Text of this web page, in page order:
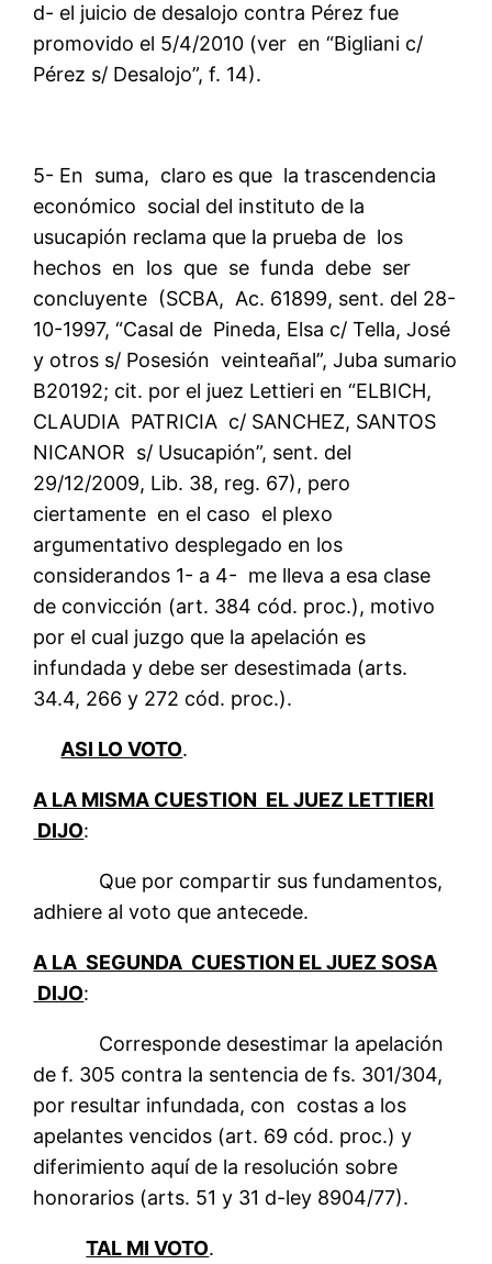
d- el juicio de desalojo contra Pérez fue
promovido el 5/4/2010 (ver en “Bigliani c/
Pérez s/ Desalojo”, f. 14).
5- En suma, claro es que la trascendencia
económico social del instituto de la
usucapión reclama que la prueba de los
hechos en los que se funda debe ser
concluyente (SCBA, Ac. 61899, sent. del 28-
10-1997, “Casal de Pineda, Elsa c/ Tella, José
y otros s/ Posesión veinteañal”, Juba sumario
B20192; cit. por el juez Lettieri en “ELBICH,
CLAUDIA PATRICIA c/ SANCHEZ, SANTOS
NICANOR s/ Usucapión”, sent. del
29/12/2009, Lib. 38, reg. 67), pero
ciertamente en el caso el plexo
argumentativo desplegado en los
considerandos 1- a 4- me lleva a esa clase
de convicción (art. 384 cód. proc.), motivo
por el cual juzgo que la apelación es
infundada y debe ser desestimada (arts.
34.4, 266 y 272 cód. proc.).
ASI LO VOTO.
A LA MISMA CUESTION EL JUEZ LETTIERI
DIJO:
Que por compartir sus fundamentos,
adhiere al voto que antecede.
A LA SEGUNDA CUESTION EL JUEZ SOSA
DIJO:
Corresponde desestimar la apelación
de f. 305 contra la sentencia de fs. 301/304,
por resultar infundada, con costas a los
apelantes vencidos (art. 69 cód. proc.) y
diferimiento aquí de la resolución sobre
honorarios (arts. 51 y 31 d-ley 8904/77).
TAL MI VOTO.